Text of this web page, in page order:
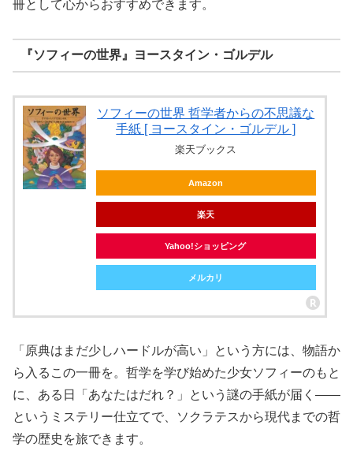
冊として心からおすすめできます。
『ソフィーの世界』ヨースタイン・ゴルデル
ソフィーの世界 哲学者からの不思議な
手紙 [ ヨースタイン・ゴルデル ]
楽天ブックス
Amazon
楽天
Yahoo!ショッピング
メルカリ
「原典はまだ少しハードルが高い」という方には、物語か
ら入るこの一冊を。哲学を学び始めた少女ソフィーのもと
に、ある日「あなたはだれ？」という謎の手紙が届く——
というミステリー仕立てで、ソクラテスから現代までの哲
学の歴史を旅できます。